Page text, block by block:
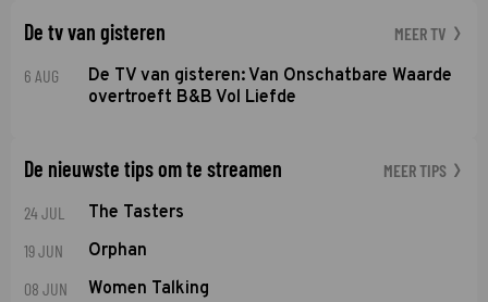
De tv van gisteren MEER TV
6 AUG
De TV van gisteren: Van Onschatbare Waarde
overtroeft B&B Vol Liefde
De nieuwste tips om te streamen MEER TIPS
24 JUL The Tasters
19 JUN Orphan
08 JUN Women Talking